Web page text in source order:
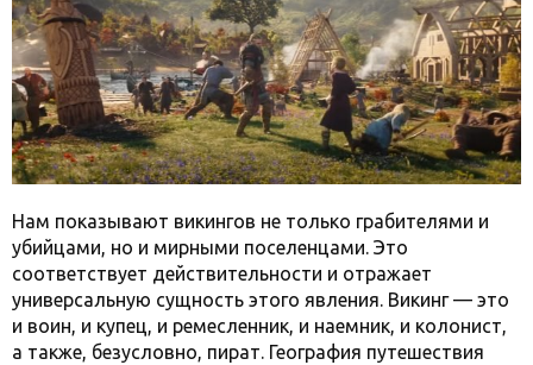
Нам показывают викингов не только грабителями и
убийцами, но и мирными поселенцами. Это
соответствует действительности и отражает
универсальную сущность этого явления. Викинг — это
и воин, и купец, и ремесленник, и наемник, и колонист,
а также, безусловно, пират. География путешествия